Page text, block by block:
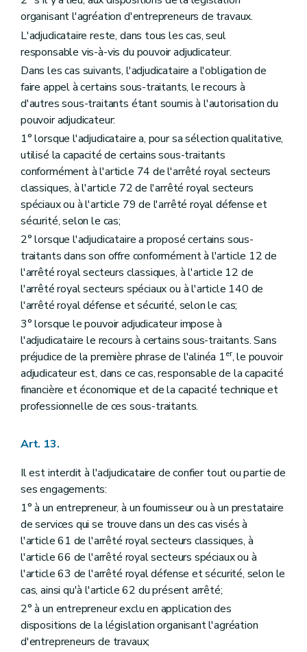
organisant l'agréation d'entrepreneurs de travaux.
L'adjudicataire reste, dans tous les cas, seul
responsable vis-à-vis du pouvoir adjudicateur.
Dans les cas suivants, l'adjudicataire a l'obligation de
faire appel à certains sous-traitants, le recours à
d'autres sous-traitants étant soumis à l'autorisation du
pouvoir adjudicateur:
1° lorsque l'adjudicataire a, pour sa sélection qualitative,
utilisé la capacité de certains sous-traitants
conformément à l'article 74 de l'arrêté royal secteurs
classiques, à l'article 72 de l'arrêté royal secteurs
spéciaux ou à l'article 79 de l'arrêté royal défense et
sécurité, selon le cas;
2° lorsque l'adjudicataire a proposé certains sous-
traitants dans son offre conformément à l'article 12 de
l'arrêté royal secteurs classiques, à l'article 12 de
l'arrêté royal secteurs spéciaux ou à l'article 140 de
l'arrêté royal défense et sécurité, selon le cas;
3° lorsque le pouvoir adjudicateur impose à
l'adjudicataire le recours à certains sous-traitants. Sans
préjudice de la première phrase de l'alinéa 1er, le pouvoir
adjudicateur est, dans ce cas, responsable de la capacité
financière et économique et de la capacité technique et
professionnelle de ces sous-traitants.
Art. 13.
Il est interdit à l'adjudicataire de confier tout ou partie de
ses engagements:
1° à un entrepreneur, à un fournisseur ou à un prestataire
de services qui se trouve dans un des cas visés à
l'article 61 de l'arrêté royal secteurs classiques, à
l'article 66 de l'arrêté royal secteurs spéciaux ou à
l'article 63 de l'arrêté royal défense et sécurité, selon le
cas, ainsi qu'à l'article 62 du présent arrêté;
2° à un entrepreneur exclu en application des
dispositions de la législation organisant l'agréation
d'entrepreneurs de travaux;